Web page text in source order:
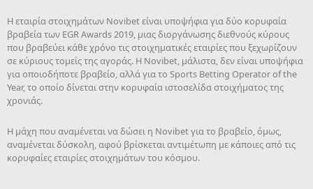
Η εταιρία στοιχημάτων Novibet είναι υποψήφια για δύο κορυφαία
βραβεία των EGR Awards 2019, μιας διοργάνωσης διεθνούς κύρους
που βραβεύει κάθε χρόνο τις στοιχηματικές εταιρίες που ξεχωρίζουν
σε κύριους τομείς της αγοράς. Η Novibet, μάλιστα, δεν είναι υποψήφια
για οποιοδήποτε βραβείο, αλλά για το Sports Betting Operator of the
Year, το οποίο δίνεται στην κορυφαία ιστοσελίδα στοιχήματος της
χρονιάς.
Η μάχη που αναμένεται να δώσει η Novibet για το βραβείο, όμως,
αναμένεται δύσκολη, αφού βρίσκεται αντιμέτωπη με κάποιες από τις
κορυφαίες εταιρίες στοιχημάτων του κόσμου.